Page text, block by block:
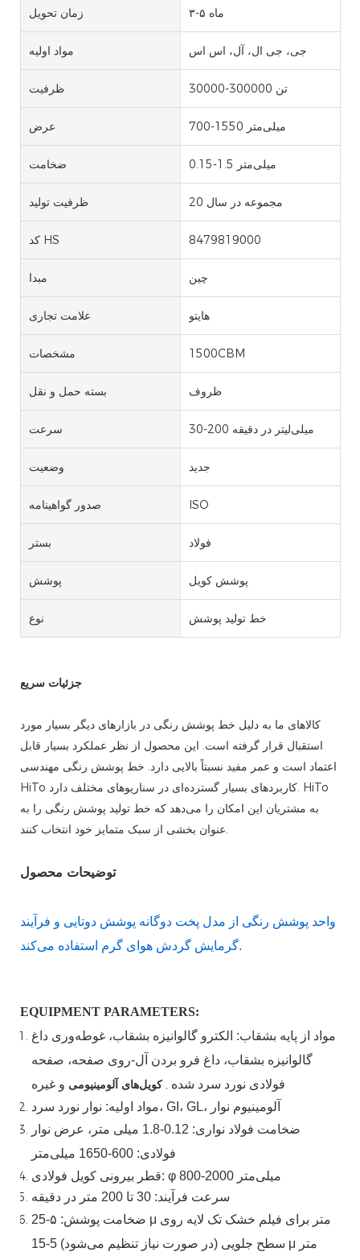
زمان تحویل ۳-۵ ماه
مواد اولیه جی، جی ال، آل، اس اس
ظرفیت 30000-300000 تن
عرض 700-1550 میلی‌متر
ضخامت 0.15-1.5 میلی‌متر
ظرفیت تولید 20 مجموعه در سال
کد HS 8479819000
مبدا چین
علامت تجاری هایتو
مشخصات 1500CBM
بسته حمل و نقل ظروف
سرعت 30-200 میلی‌لیتر در دقیقه
وضعیت جدید
صدور گواهینامه ISO
بستر فولاد
پوشش پوشش کویل
نوع خط تولید پوشش
جزئیات سریع
کالاهای ما به دلیل خط پوشش رنگی در بازارهای دیگر بسیار مورد
استقبال قرار گرفته است. این محصول از نظر عملکرد بسیار قابل
اعتماد است و عمر مفید نسبتاً بالایی دارد. خط پوشش رنگی مهندسی
HiTo کاربردهای بسیار گسترده‌ای در سناریوهای مختلف دارد. HiTo
به مشتریان این امکان را می‌دهد که خط تولید پوشش رنگی را به
عنوان بخشی از سبک متمایز خود انتخاب کنند.
توضیحات محصول
واحد پوشش رنگی از مدل پخت دوگانه پوشش دوتایی و فرآیند
گرمایش گردش هوای گرم استفاده می‌کند.
EQUIPMENT PARAMETERS:
مواد از پایه بشقاب: الکترو گالوانیزه بشقاب، غوطه‌وری داغ
گالوانیزه بشقاب، داغ فرو بردن آل-روی صفحه، صفحه
فولادی نورد سرد شده ,کویل‌های آلومینیومی و غیره
مواد اولیه: نوار نورد سرد، GI، GL، آلومینیوم نوار
ضخامت فولاد نواری:
0.12-1.8 میلی متر، عرض نوار
فولادی: 600-1650 میلی‌متر
قطر بیرونی کویل فولادی: φ
800-2000 میلی‌متر
سرعت فرآیند: 30 تا 200 متر در دقیقه
μ متر برای فیلم خشک تک لایه روی
سطح جلویی (در صورت نیاز تنظیم می‌شود) μ متر